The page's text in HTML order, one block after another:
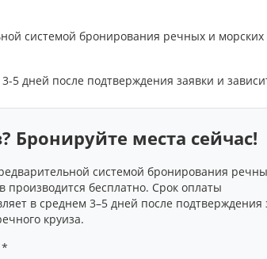
системой бронирования речных и морских
5 дней после подтверждения заявки и
Бронируйте места сейчас!
системой бронирования
бесплатно. Срок оплаты
в среднем 3–5 дней после подтверждения
круиза.
*